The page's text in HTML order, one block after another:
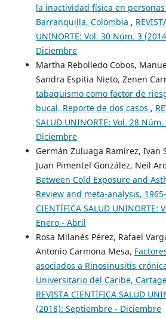
la inactividad física en
Barranquilla, Colombia ,
UNINORTE: Vol. 30 Núm. 3
Diciembre
Martha Rebolledo Cobos,
Sandra Espitia Nieto, Zenen
tabaquismo como factor de
bucal. Reporte de dos casos ,
SALUD UNINORTE: Vol. 28
Diciembre
Germán Zuluaga Ramírez, Ivan
Juan Pimentel González, Neil
Between Cold Exposure and
Review and meta-analysis,
CIENTÍFICA SALUD UNINORTE:
Enero - Abril
Rosa Milanés Pérez, Rafael
Antonio Carmona Mesa,
asociados a Rinosinusitis
Universitario del Caribe,
REVISTA CIENTÍFICA SALUD
(2018): Septiembre - Diciembre